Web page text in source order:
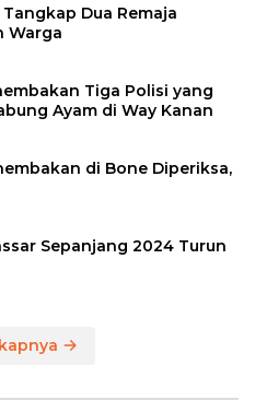
Dua Remaja
Warga
Tiga Polisi yang
Ayam di Way Kanan
di Bone Diperiksa,
Sepanjang 2024 Turun